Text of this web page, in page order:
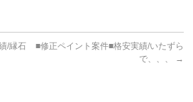
/縁石
■修正ペイント案件■格安実績/いたずら
で、、、
→